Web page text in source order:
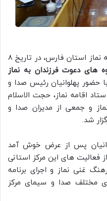
به گزارش روابط عمومی ستاد اقامه نماز استان فارس، در تاریخ 8
های دعوت فرزندان به نماز
با حضور پهلوانیان رئیس صدا و
اقامه نماز، حجت الاسلام
و جمعی از مدیران صدا و
شد.
پس از عرض خوش آمد
فعالیت های این مرکز استانی
غنی نماز و اجرای برنامه
مختلف صدا و سیمای مرکز